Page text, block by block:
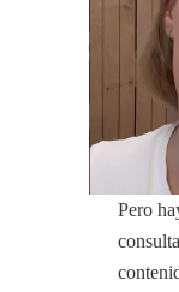
Pero